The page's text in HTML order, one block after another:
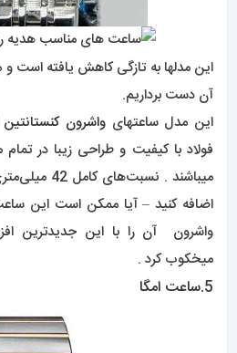
این مدلها به تازگی کاهش یافته است و
آن دست برداریم.
این مدل ساعتهایواشرون
فولاد با کیفیت و طراحی زیبا در
میباشند .
اضافه کنید – آیا ممکن است این
واشرون آن را با این جدیدترین
میخکوب کرد .
5.ساعت امگا